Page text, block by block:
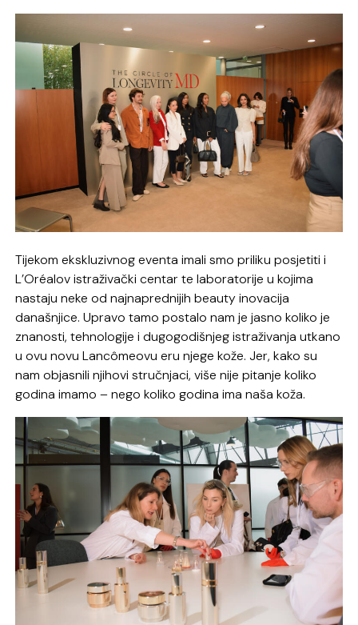
Tijekom ekskluzivnog eventa imali smo priliku posjetiti i
L’Oréalov istraživački centar te laboratorije u kojima
nastaju neke od najnaprednijih beauty inovacija
današnjice. Upravo tamo postalo nam je jasno koliko je
znanosti, tehnologije i dugogodišnjeg istraživanja utkano
u ovu novu Lancômeovu eru njege kože. Jer, kako su
nam objasnili njihovi stručnjaci, više nije pitanje koliko
godina imamo – nego koliko godina ima naša koža.